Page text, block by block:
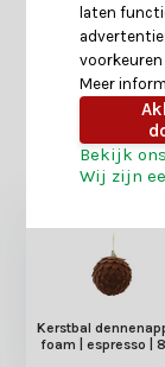
Heb je nog
producten?
Kerstbal
foam | espresso |
laten
Meer
Bekijk
Wij zijn